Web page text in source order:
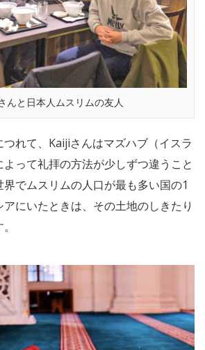
んと日本人ムスリムの友人
れて、Kaijiさんはマズハブ（イスラ
って礼拝の方法が少しずつ違うこと
でムスリムの人口が最も多い国の1
にいたときは、その土地のしきたり